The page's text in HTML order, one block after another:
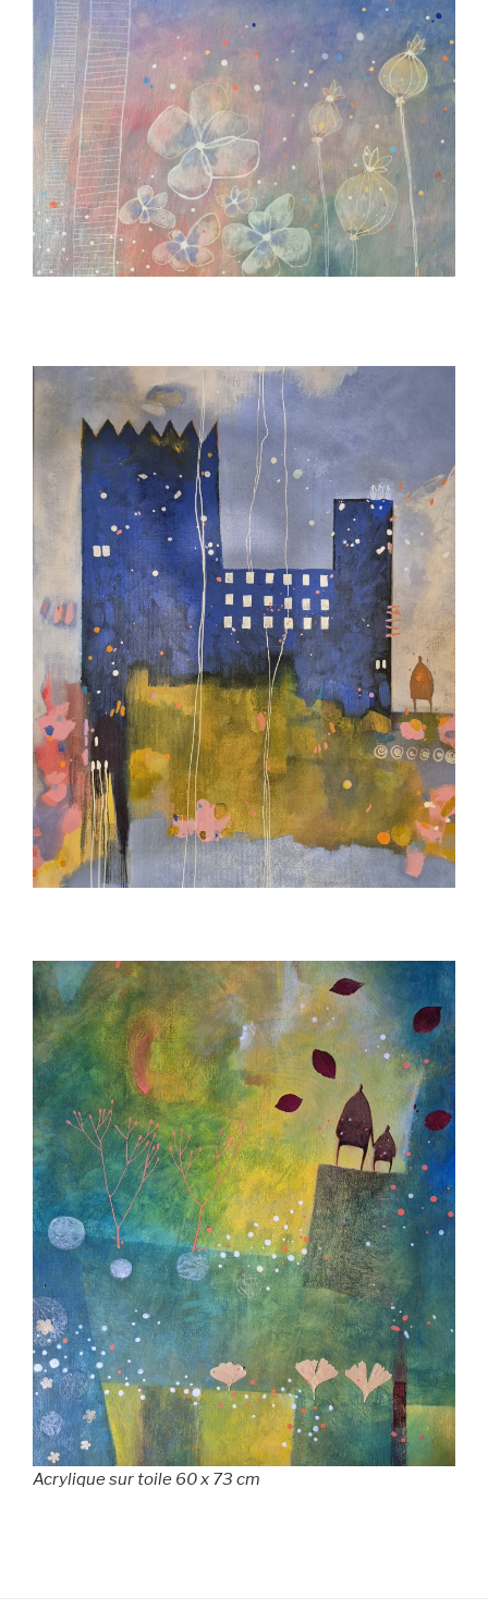
Acrylique sur toile 60 x 73 cm